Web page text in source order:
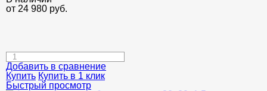
от 24 980 руб.
Добавить в сравнение
Купить Купить в 1 клик
Быстрый просмотр